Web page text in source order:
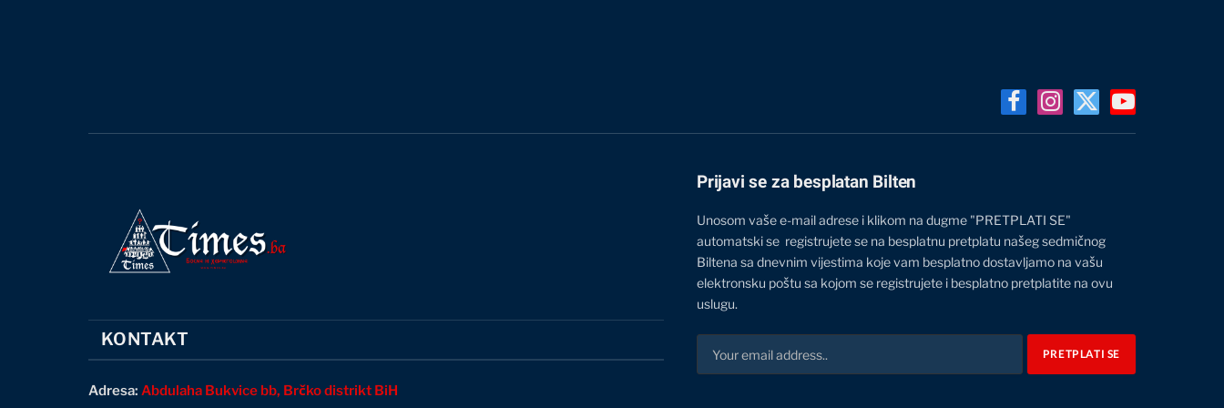
FacebookInstagram
X
(Twitter)
YouTube
KONTAKT
Adresa: Abdulaha Bukvice bb, Brčko distrikt BiH
Prijavi se za besplatan Bilten
Unosom vaše e-mail adrese i klikom na dugme "PRETPLATI SE"
automatski se registrujete se na besplatnu pretplatu našeg sedmičnog
Biltena sa dnevnim vijestima koje vam besplatno dostavljamo na vašu
elektronsku poštu sa kojom se registrujete i besplatno pretplatite na ovu
uslugu.